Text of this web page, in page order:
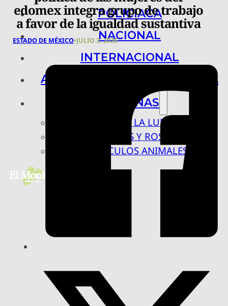
POLICIACA
NACIONAL
INTERNACIONAL
ARTE, CIENCIA Y TECNOLOGÍA
COLUMNAS
BAJO LA LUPA
RASTROS Y ROSTROS
VÍNCULOS ANIMALES
edomex integra grupo de trabajo
a favor de la igualdad sustantiva
ESTADO DE MÉXICO•JULIO 3, 2026